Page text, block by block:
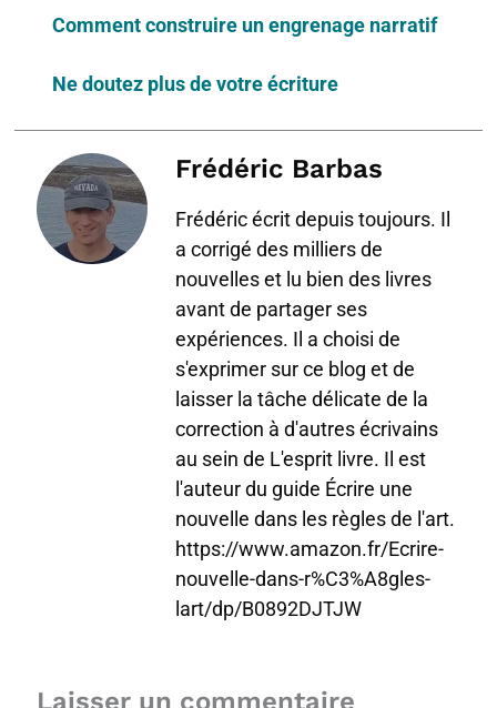
Comment construire un engrenage narratif
Ne doutez plus de votre écriture
Frédéric Barbas
Frédéric écrit depuis toujours. Il
a corrigé des milliers de
nouvelles et lu bien des livres
avant de partager ses
expériences. Il a choisi de
s'exprimer sur ce blog et de
laisser la tâche délicate de la
correction à d'autres écrivains
au sein de L'esprit livre. Il est
l'auteur du guide Écrire une
nouvelle dans les règles de l'art.
https://www.amazon.fr/Ecrire-
nouvelle-dans-r%C3%A8gles-
lart/dp/B0892DJTJW
Laisser un commentaire